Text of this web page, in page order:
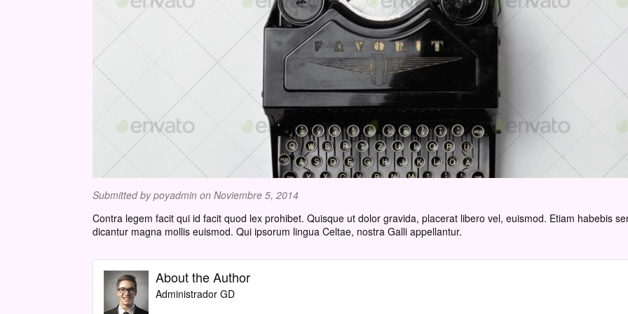
Submitted bypoyadmin on Noviembre 5, 2014
Contra legem facit qui id facit quod lex prohibet. Quisque ut dolor gravida, placerat libero vel, euismod. Etiam habebis
dicantur magna mollis euismod. Qui ipsorum lingua Celtae, nostra Galli appellantur.
About the Author
Administrador GD